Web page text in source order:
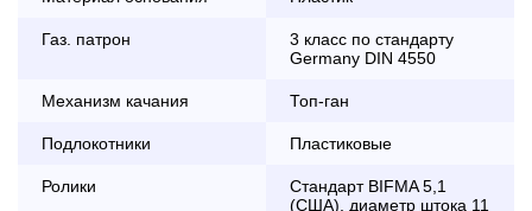
Газ. патрон
3 класс по стандарту
Germany DIN 4550
Механизм качания Топ-ган
Подлокотники Пластиковые
Ролики
Стандарт BIFMA 5,1
(США), диаметр штока 11
Доставка по Московской области с 8:30 до 18:00
Свыше 90 000 руб.
бесплатно + 30руб./1км